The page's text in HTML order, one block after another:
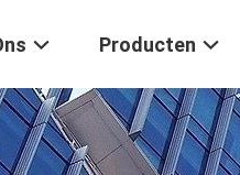
Producten